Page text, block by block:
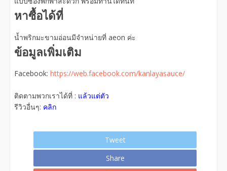
หาซื้อได้ที่
น้ำพริกมะขามอ่อนมีจำหน่ายที่ aeon ค่ะ
ข้อมูลเพิ่มเติม
Facebook: https://web.facebook.com/kanlayasauce/
ติดตามพวกเราได้ที่ : แล้วแต่ตัว
รีวิวอื่นๆ: คลิก
Tweet
Share